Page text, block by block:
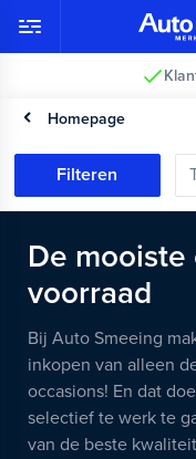
Homepage
Filteren
De
voorraad
Bij Auto Smeeing
inkopen van alleen
occasions! En dat
selectief te werk te
van de beste